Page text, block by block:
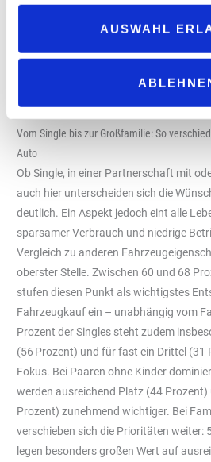
AUSWAHL
und 45 Prozent der Baby Boomer
sparsamer Verbrauch ihres
Für jüngere Befragte ist ein sparsamer
auf den Spritverbrauch, während
wichtig, aber nicht ausschlaggebend
Vom Single bis zur Großfamilie: So
Auto
Ob Single, in einer Partnerschaft mit
auch hier unterscheiden sich die
deutlich. Ein Aspekt jedoch eint alle
sparsamer Verbrauch und niedrige
Vergleich zu anderen
oberster Stelle. Zwischen 60 und 68
stufen diesen Punkt als wichtigstes
Fahrzeugkauf ein – unabhängig vom
Prozent der Singles steht zudem
(56 Prozent) und für fast ein Drittel (31
Fokus. Bei Paaren ohne Kinder
werden ausreichend Platz (44 Prozent)
Prozent) zunehmend wichtiger. Bei
verschieben sich die Prioritäten weiter:
legen besonders großen Wert auf